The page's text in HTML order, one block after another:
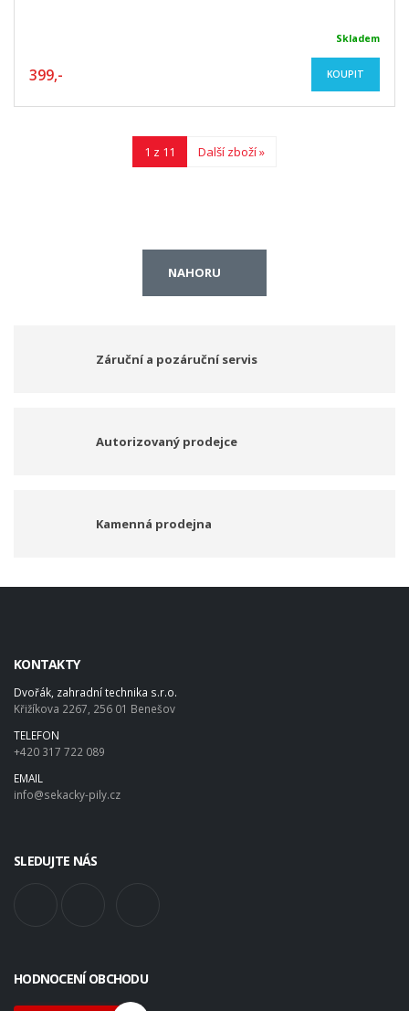
Skladem
399,- KOUPIT
1 z 11 Další zboží »
NAHORU
Záruční a pozáruční servis
Autorizovaný prodejce
Kamenná prodejna
KONTAKTY
Dvořák, zahradní technika s.r.o.
Křižíkova 2267, 256 01 Benešov
TELEFON
+420 317 722 089
EMAIL
info@sekacky-pily.cz
SLEDUJTE NÁS
HODNOCENÍ OBCHODU